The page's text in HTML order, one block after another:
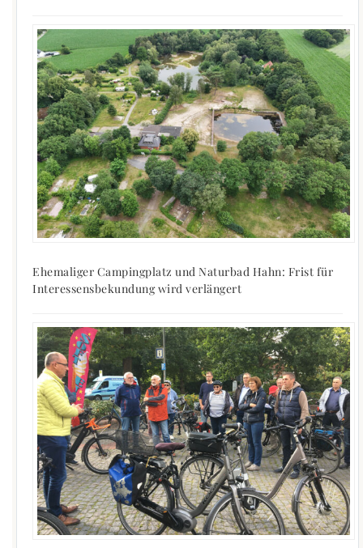
Ehemaliger Campingplatz und Naturbad Hahn: Frist für
Interessensbekundung wird verlängert